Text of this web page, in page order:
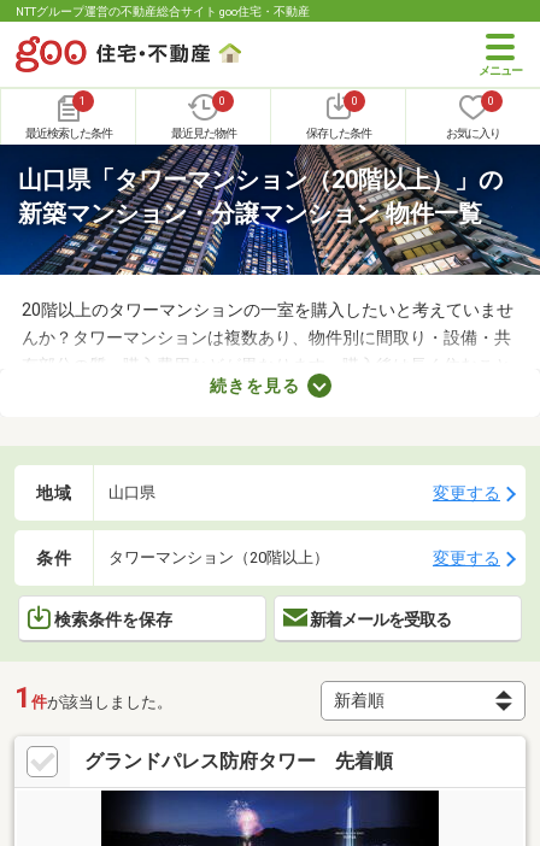
NTTグループ運営の不動産総合サイト goo住宅・不動産
1
最近検索した条件
0
最近見た物件
0
保存した条件
0
お気に入り
山口県「タワーマンション（20階以上）」の
新築マンション・分譲マンション 物件一覧
20階以上のタワーマンションの一室を購入したいと考えていませ
んか？タワーマンションは複数あり、物件別に間取り・設備・共
有部分の質・購入費用などが異なります。購入後は長く住むこと
になるため、できるだけ希望を満たすお部屋を探すことがおすす
のお部屋を見比べて、住みやすいところを見つけてくださいね。
続きを見る
地域 山口県 変更する
条件 タワーマンション（20階以上） 変更する
検索条件を保存 新着メールを受取る
1 件が該当しました。
グランドパレス防府タワー 先着順